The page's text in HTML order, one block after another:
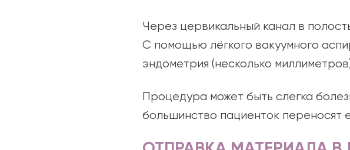
Через цервикальный канал в
С помощью лёгкого вакуумного
эндометрия (несколько
Процедура может быть слегка
большинство пациенток переносят